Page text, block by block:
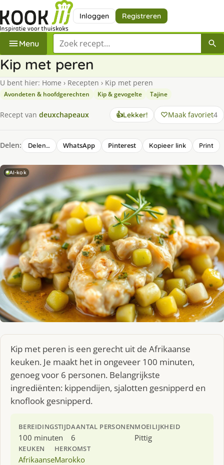
Inloggen Registreren
Menu Zoek een recept
Kip met peren
U bent hier: Home › Recepten › Kip met peren
Avondeten & hoofdgerechten Kip & gevogelte Tajine
Recept van deuxchapeaux 👍Lekker! Maak favoriet4
Delen: Delen… WhatsApp Pinterest Kopieer link Print
AI-kok
Kip met peren is een gerecht uit de Afrikaanse
keuken. Je maakt het in ongeveer 100 minuten,
genoeg voor 6 personen. Belangrijkste
ingrediënten: kippendijen, sjalotten gesnipperd en
knoflook gesnipperd.
BEREIDINGSTIJD
100 minuten
AANTAL PERSONEN
6
MOEILIJKHEID
Pittig
KEUKEN
Afrikaanse
HERKOMST
Marokko